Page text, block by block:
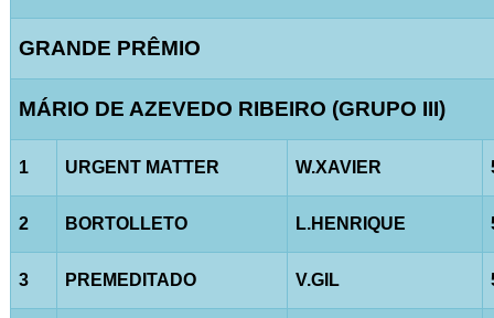
GRANDE PRÊMIO
MÁRIO DE AZEVEDO RIBEIRO (GRUPO III)
1 URGENT MATTER W.XAVIER
2 BORTOLLETO L.HENRIQUE
3 PREMEDITADO V.GIL